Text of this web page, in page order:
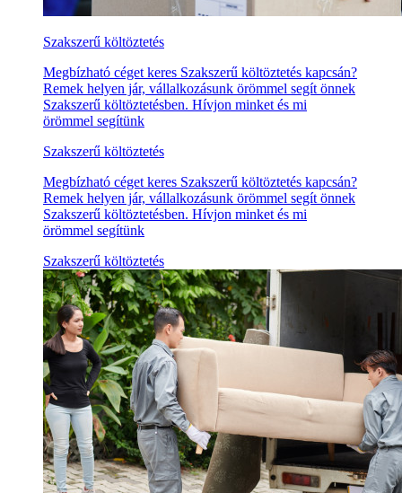
Szakszerű költöztetés
Megbízható céget keres Szakszerű költöztetés kapcsán?
Remek helyen jár, vállalkozásunk örömmel segít önnek
Szakszerű költöztetésben. Hívjon minket és mi
örömmel segítünk
Szakszerű költöztetés
Megbízható céget keres Szakszerű költöztetés kapcsán?
Remek helyen jár, vállalkozásunk örömmel segít önnek
Szakszerű költöztetésben. Hívjon minket és mi
örömmel segítünk
Szakszerű költöztetés